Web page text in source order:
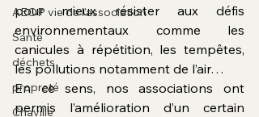
AEOP vie de l'association
Santé
déchets
propreté
Chaville
pour mieux résister aux défis
environnementaux comme les
canicules à répétition, les tempêtes,
les pollutions notamment de l’air…
En ce sens, nos associations ont
permis l’amélioration d’un certain